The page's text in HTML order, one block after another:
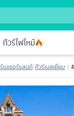
ทัวร์ไฟไหม้
เนเธอร์แลนด์/ทัวร์เบลเยี่ยม